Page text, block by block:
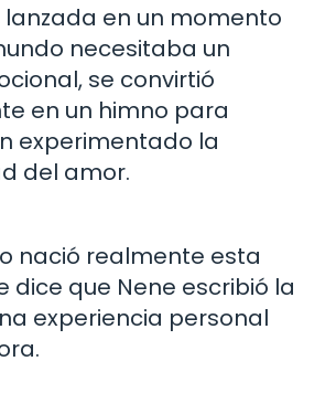
lanzada en un momento
necesitaba un
se convirtió
en un himno para
experimentado la
del amor.
nació realmente esta
dice que Nene escribió la
experiencia personal